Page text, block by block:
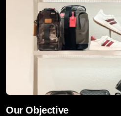
Our Objective